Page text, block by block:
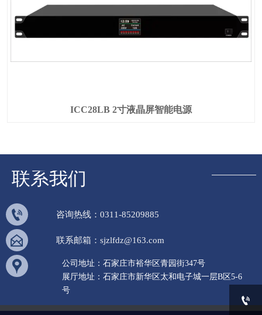
ICC28LB 2寸液晶屏智能电源
联系我们
 咨询热线：0311-85209885
 联系邮箱：sjzlfdz@163.com

公司地址：石家庄市裕华区青园街347号
展厅地址：石家庄市新华区太和电子城一层B区5-6
号
